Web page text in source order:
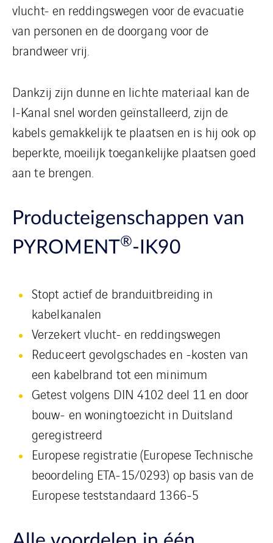
vlucht- en reddingswegen voor de evacuatie
van personen en de doorgang voor de
brandweer vrij.
Dankzij zijn dunne en lichte materiaal kan de
I-Kanal snel worden geïnstalleerd, zijn de
kabels gemakkelijk te plaatsen en is hij ook op
beperkte, moeilijk toegankelijke plaatsen goed
aan te brengen.
Producteigenschappen van
PYROMENT®-IK90
Stopt actief de branduitbreiding in
kabelkanalen
Verzekert vlucht- en reddingswegen
Reduceert gevolgschades en -kosten van
een kabelbrand tot een minimum
Getest volgens DIN 4102 deel 11 en door
bouw- en woningtoezicht in Duitsland
geregistreerd
Europese registratie (Europese Technische
beoordeling ETA-15/0293) op basis van de
Europese teststandaard 1366-5